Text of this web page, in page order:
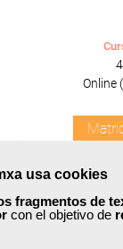
usa cookies
fragmentos de
con el objetivo de
Online